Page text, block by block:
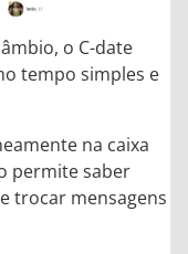
o C-date
tempo simples e
na caixa
permite saber
trocar mensagens